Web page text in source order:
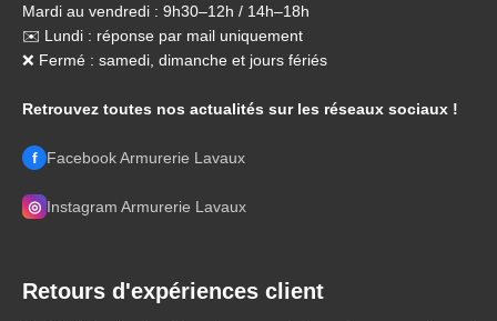
Mardi au vendredi : 9h30–12h / 14h–18h
✉️ Lundi : réponse par mail uniquement
❌ Fermé : samedi, dimanche et jours fériés
Retrouvez toutes nos actualités sur les réseaux sociaux !
f Facebook Armurerie Lavaux
◎ Instagram Armurerie Lavaux
Retours d'expériences client